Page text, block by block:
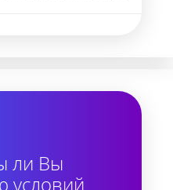
ли Вы
условий